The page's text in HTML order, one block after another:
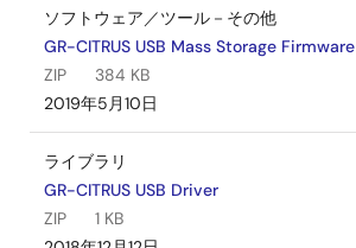
ソフトウェア／ツール－その他
GR-CITRUS USB Mass Storage Firmware
ZIP
384 KB
2019年5月10日
ライブラリ
GR-CITRUS USB Driver
ZIP
1 KB